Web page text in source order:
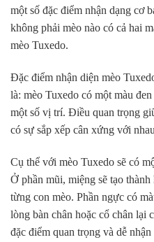
một số đặc điểm nhận dạng cơ
không phải mèo nào có cả hai
mèo Tuxedo.
Đặc điểm nhận diện mèo
là: mèo Tuxedo có một màu
một số vị trí. Điều quan trọng
có sự sắp xếp cân xứng với
Cụ thể với mèo Tuxedo sẽ có
Ở phần mũi, miệng sẽ tạo
từng con mèo. Phần ngực có
lòng bàn chân hoặc cổ chân lại
đặc điểm quan trọng và dễ